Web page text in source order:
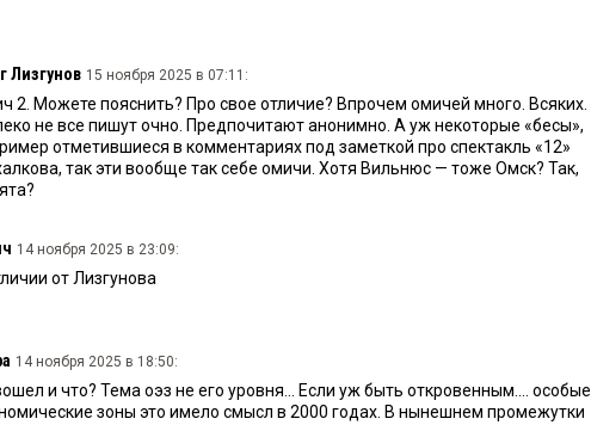
Лизгунов 15 ноября 2025 в 07:11:
2. Можете пояснить? Про свое отличие? Впрочем омичей много. Всяких.
не все пишут очно. Предпочитают анонимно. А уж некоторые «бесы»,
отметившиеся в комментариях под заметкой про спектакль «12»
так эти вообще так себе омичи. Хотя Вильнюс — тоже Омск? Так,
14 ноября 2025 в 23:09:
от Лизгунова
14 ноября 2025 в 18:50:
и что? Тема оэз не его уровня... Если уж быть откровенным.... особые
зоны это имело смысл в 2000 годах. В нынешнем промежутки